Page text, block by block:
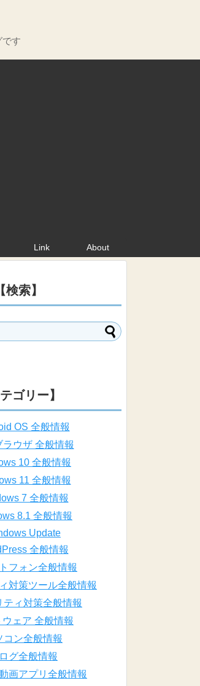
す
Link About
【検索】
テゴリー】
OS 全般情報
ラウザ 全般情報
10 全般情報
11 全般情報
7 全般情報
8.1 全般情報
Update
全般情報
フォン全般情報
対策ツール全般情報
ティ対策全般情報
ウェア 全般情報
コン全般情報
グ全般情報
画アプリ全般情報